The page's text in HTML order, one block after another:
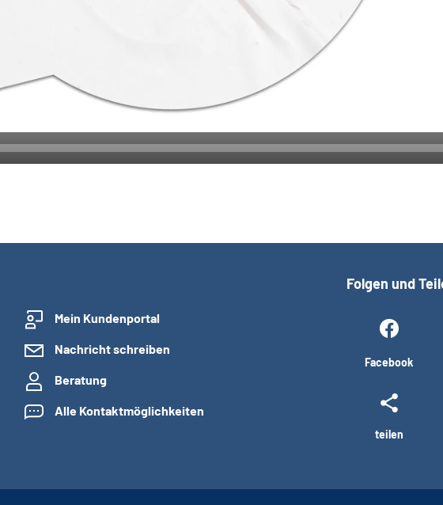
Mein Kundenportal
Nachricht schreiben
Beratung
Alle Kontaktmöglichkeiten
Folgen und
Facebook
teilen